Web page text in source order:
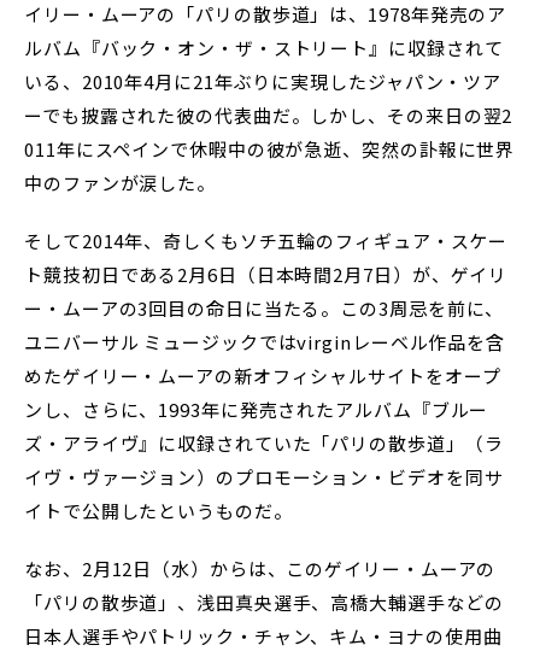
イリー・ムーアの「パリの散歩道」は、1978年発売のア
ルバム『バック・オン・ザ・ストリート』に収録されて
いる、2010年4月に21年ぶりに実現したジャパン・ツア
ーでも披露された彼の代表曲だ。しかし、その来日の翌2
011年にスペインで休暇中の彼が急逝、突然の訃報に世界
中のファンが涙した。
そして2014年、奇しくもソチ五輪のフィギュア・スケー
ト競技初日である2月6日（日本時間2月7日）が、ゲイリ
ー・ムーアの3回目の命日に当たる。この3周忌を前に、
ユニバーサル ミュージックではvirginレーベル作品を含
めたゲイリー・ムーアの新オフィシャルサイトをオープ
ンし、さらに、1993年に発売されたアルバム『ブルー
ズ・アライヴ』に収録されていた「パリの散歩道」（ラ
イヴ・ヴァージョン）のプロモーション・ビデオを同サ
イトで公開したというものだ。
なお、2月12日（水）からは、このゲイリー・ムーアの
「パリの散歩道」、浅田真央選手、高橋大輔選手などの
日本人選手やパトリック・チャン、キム・ヨナの使用曲